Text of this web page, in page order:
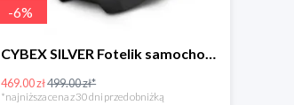
-6%
CYBEX SILVER Fotelik samochodowy + dostawa gratis!
469.00 zł499.00 zł*
*najniższa cena z 30 dni przed obniżką